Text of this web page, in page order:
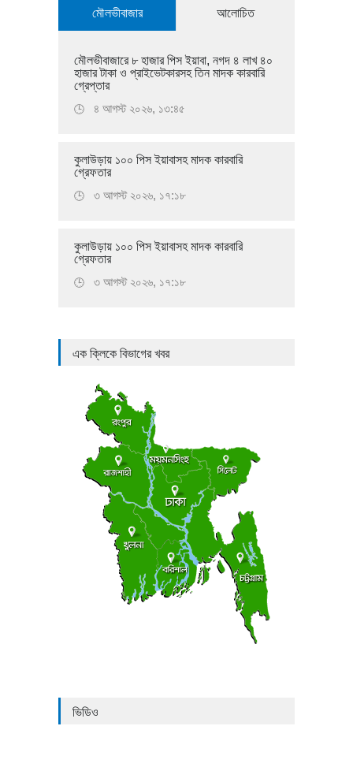
মৌলভীবাজার আলোচিত
মৌলভীবাজারে ৮ হাজার পিস ইয়াবা, নগদ ৪ লাখ ৪০
হাজার টাকা ও প্রাইভেটকারসহ তিন মাদক কারবারি
গ্রেপ্তার
🕒 ৪ আগস্ট ২০২৬, ১৩:৪৫
কুলাউড়ায় ১০০ পিস ইয়াবাসহ মাদক কারবারি
গ্রেফতার
🕒 ৩ আগস্ট ২০২৬, ১৭:১৮
কুলাউড়ায় ১০০ পিস ইয়াবাসহ মাদক কারবারি
গ্রেফতার
🕒 ৩ আগস্ট ২০২৬, ১৭:১৮
এক ক্লিকে বিভাগের খবর
ভিডিও